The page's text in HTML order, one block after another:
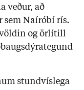
veður, að
sem Naíróbí rís.
og örlítill
stundvíslega